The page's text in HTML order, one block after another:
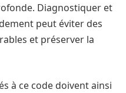
Diagnostiquer et
peut éviter des
et préserver la
à ce code doivent ainsi